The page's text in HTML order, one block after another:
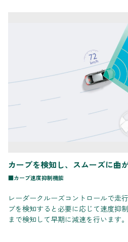
カーブを検知し、スムーズに曲
■カーブ速度抑制機能
レーダークルーズコントロールで走
ブを検知すると必要に応じて速度抑
まで検知して早期に減速を行います。